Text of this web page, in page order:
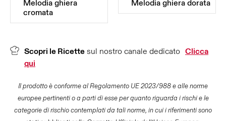
Melodia ghiera
cromata
Melodia ghiera dorata
Scopri le Ricette sul nostro canale dedicato Clicca
qui
Il prodotto è conforme al Regolamento UE 2023/988 e alle norme
europee pertinenti o a parti di esse per quanto riguarda i rischi e le
categorie di rischio contemplati da tali norme, in cui i riferimenti sono